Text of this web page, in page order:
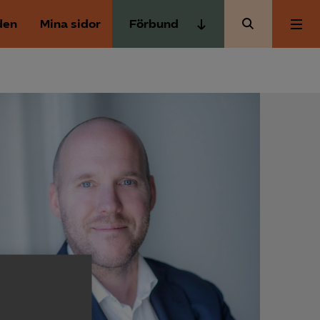
Mina sidor Förbund
Innovations­företagen
Kompetens­företagen
Säkerhets­företagen
Tåg­företagen
Vård­företagarna
Aktuellt
Medlemskapet
Mina sidor
Kontakt